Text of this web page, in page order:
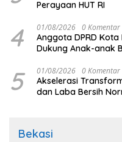
Perayaan HUT RI
4 01/08/2026 0 Komentar
Anggota DPRD
Dukung Anak-anak
5 01/08/2026 0 Komentar
Akselerasi
dan Laba Bersih
Bekasi